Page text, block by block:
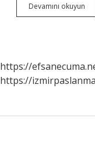
Devamını okuyun
https://
https://